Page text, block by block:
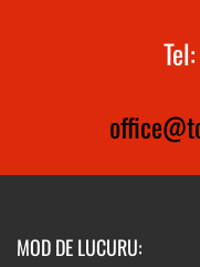
Tel:
MOD DE LUCURU: